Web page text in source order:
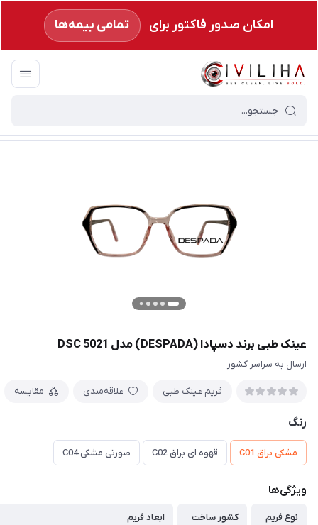
امکان صدور فاکتور برای تمامی بیمه‌ها
عینک طبی برند دسپادا (DESPADA) مدل DSC 5021
ارسال به سراسر کشور
فریم عینک طبی علاقه‌مندی مقایسه
رنگ
مشکی براق C01 قهوه ای براق C02 صورتی مشکی C04
ویژگی‌ها
نوع فریم
کشور ساخت
ابعاد فریم